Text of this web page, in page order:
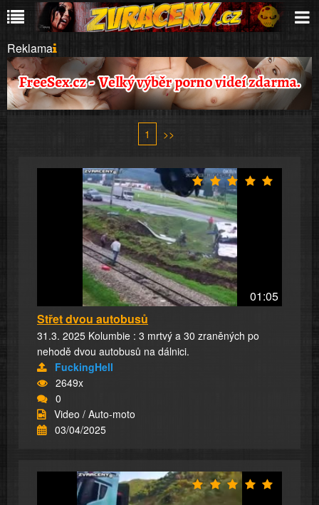
Reklama
1 >>
01:05
Střet dvou autobusů
31.3. 2025 Kolumbie : 3 mrtvý a 30 zraněných po
nehodě dvou autobusů na dálnici.
FuckingHell
2649x
0
Video / Auto-moto
03/04/2025